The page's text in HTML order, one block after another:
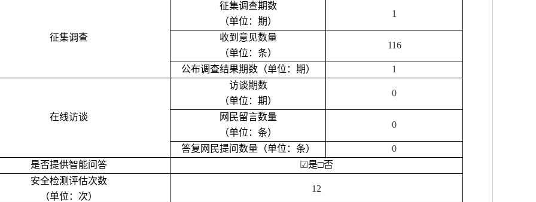
征集调查
征集调查期数
（单位：期）
1
收到意见数量
（单位：条）
116
公布调查结果期数（单位：期） 1
在线访谈
访谈期数
（单位：期）
0
网民留言数量
（单位：条）
0
答复网民提问数量（单位：条）
0
是否提供智能问答
☑是□否
安全检测评估次数
（单位：次）
12